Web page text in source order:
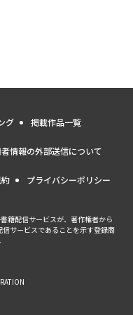
グ 掲載作品一覧
情報の外部送信について
プライバシーポリシー
籍配信サービスが、著作権者から
サービスであることを示す登録商